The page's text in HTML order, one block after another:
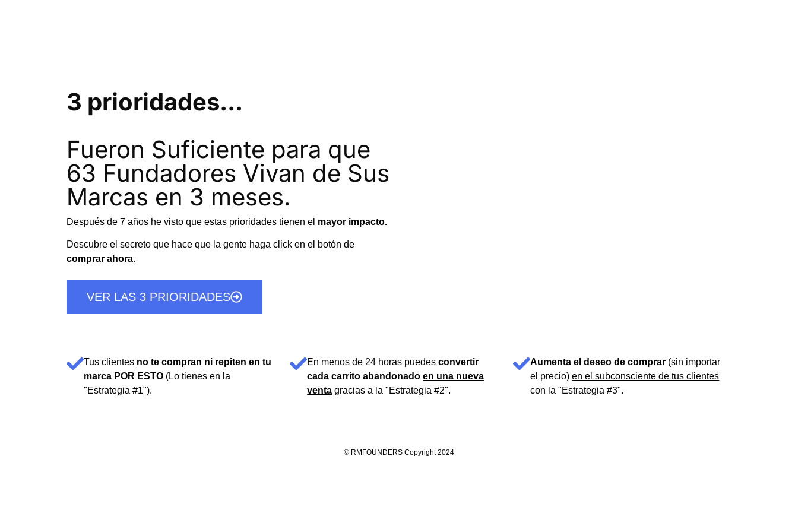
3 prioridades...
Fueron Suficiente para que
63 Fundadores Vivan de Sus
Marcas en 3 meses.
Después de 7 años he visto que estas prioridades tienen el mayor impacto.
Descubre el secreto que hace que la gente haga click en el botón de
comprar ahora.
VER LAS 3 PRIORIDADES
Tus clientes no te compran ni repiten en tu
marca POR ESTO (Lo tienes en la
"Estrategia #1").
En menos de 24 horas puedesconvertir
cada carrito abandonadoen una nueva
venta gracias a la "Estrategia #2".
Aumenta el deseo de comprar (sin importar
el precio)en el subconsciente de tus clientes
con la "Estrategia #3".
© RMFOUNDERS Copyright 2024